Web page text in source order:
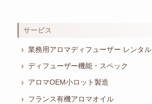
サービス
業務用アロマディフューザー レンタル
ディフューザー機能・スペック
アロマOEM小ロット製造
フランス有機アロマオイル